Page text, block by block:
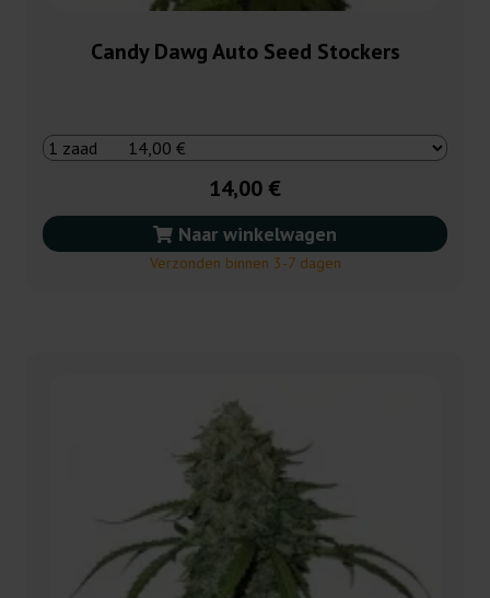
Candy Dawg Auto Seed Stockers
14,00 €
Naar winkelwagen
Verzonden binnen 3-7 dagen